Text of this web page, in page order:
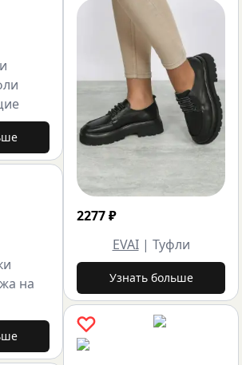
на
2277₽
EVAI| Туфли
Узнать больше